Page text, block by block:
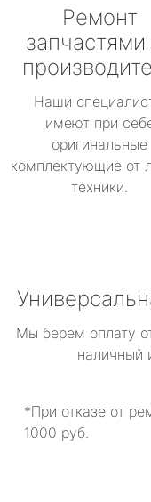
Ремонт
запчастями
Наши
имеют при
оригинальные
комплектующие от
техники.
Мы берем оплату
наличный
*При отказе от
1000 руб.